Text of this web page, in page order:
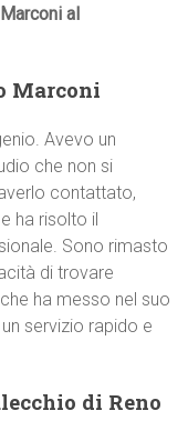
al
Marconi
Avevo un
che non si
contattato,
ha risolto il
Sono rimasto
di trovare
ha messo nel suo
servizio rapido e
di Reno